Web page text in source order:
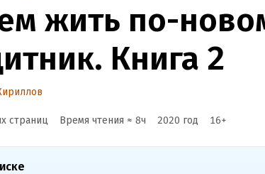
жить по-
Книга 2
страниц Время чтения ≈ 8ч 2020 год 16+